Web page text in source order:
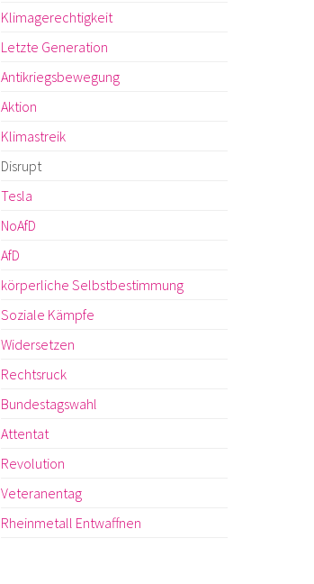
Klimagerechtigkeit
Letzte Generation
Antikriegsbewegung
Aktion
Klimastreik
Disrupt
Tesla
NoAfD
AfD
körperliche Selbstbestimmung
Soziale Kämpfe
Widersetzen
Rechtsruck
Bundestagswahl
Attentat
Revolution
Veteranentag
Rheinmetall Entwaffnen